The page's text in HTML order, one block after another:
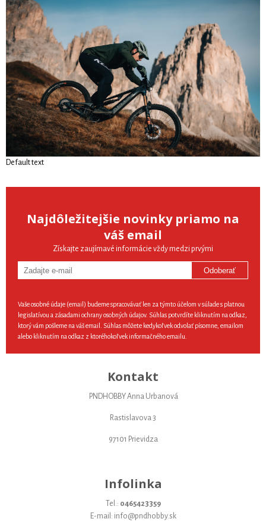
Default text
Najdôležitejšie novinky priamo na
váš email
Získajte zaujímavé informácie vždy medzi prvými
Odoberať
Vaše osobné údaje (email) budeme spracovávať len za týmto účelom v súlade s platnou
legislatívou a zásadami ochrany osobných údajov. Súhlas potvrdíte kliknutím na odkaz,
ktorý vám pošleme na váš email. Súhlas môžete kedykoľvek odvolať písomne, emailom
alebo kliknutím na odkaz z ktoréhokoľvek informačného emailu.
Kontakt
PNDHOBBY Anna Urbanová
Rastislavova 3
97101 Prievidza
Infolinka
Tel.: 0465423359
E-mail: info@pndhobby.sk